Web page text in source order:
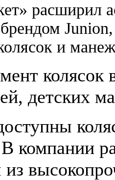
расширил
и
колясок
детских
компании
из